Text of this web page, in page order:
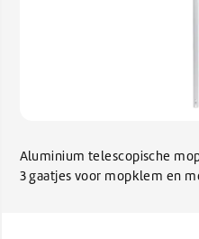
Aluminium telescopische
3 gaatjes voor mopklem en